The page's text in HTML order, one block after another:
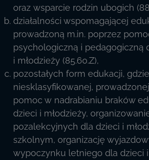
oraz wsparcie rodzin ubogich
działalności wspomagającej
prowadzoną m.in. poprzez
psychologiczną i pedagogiczną
i młodzieży (85.60.Z),
pozostałych form edukacji,
niesklasyfikowanej,
pomoc w nadrabianiu braków
dzieci i młodzieży,
pozalekcyjnych dla dzieci i
szkolnym, organizację
wypoczynku letniego dla dzieci i